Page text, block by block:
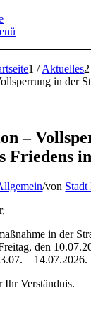
1 / Aktuelles2
in der
–
Friedens
/von
in der
den
– 14.07.2026.
Verständnis.